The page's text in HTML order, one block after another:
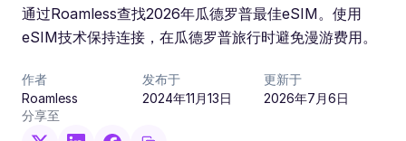
通过Roamless查找2026年瓜德罗普最佳eSIM。使用
eSIM技术保持连接，在瓜德罗普旅行时避免漫游费用。
作者
Roamless
发布于
2024年11月13日
更新于
2026年7月6日
分享至